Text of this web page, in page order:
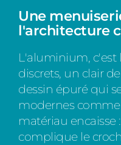
Une
l'architecture
L'aluminium, c'est
discrets, un clair
dessin épuré qui
modernes comme
matériau encaisse
complique le